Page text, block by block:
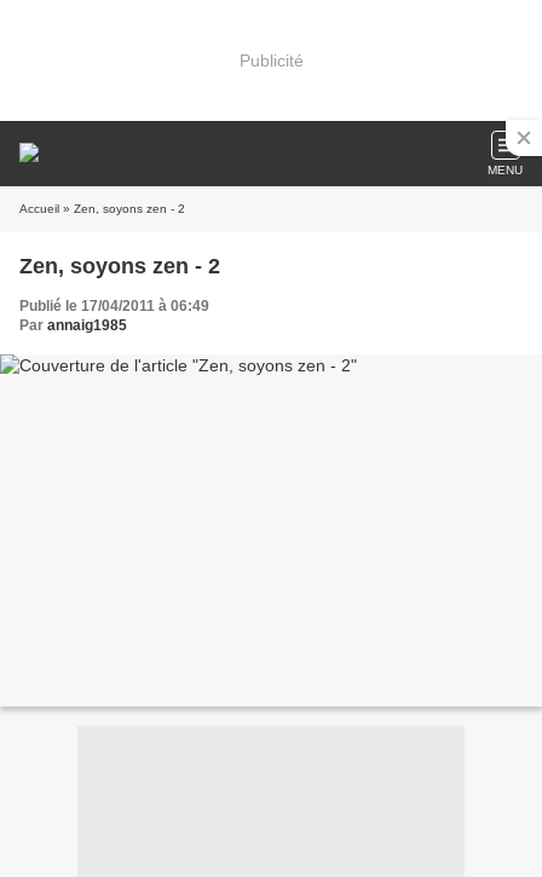
Publicité
MENU
Accueil » Zen, soyons zen - 2
Zen, soyons zen - 2
Publié le 17/04/2011 à 06:49
Par annaig1985